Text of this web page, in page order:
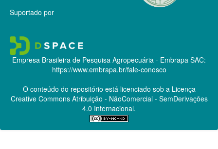
Suportado por
Empresa Brasileira de Pesquisa Agropecuária - Embrapa SAC:
https://www.embrapa.br/fale-conosco
O conteúdo do repositório está licenciado sob a Licença
Creative CommonsAtribuição - NãoComercial - SemDerivações
4.0 Internacional.